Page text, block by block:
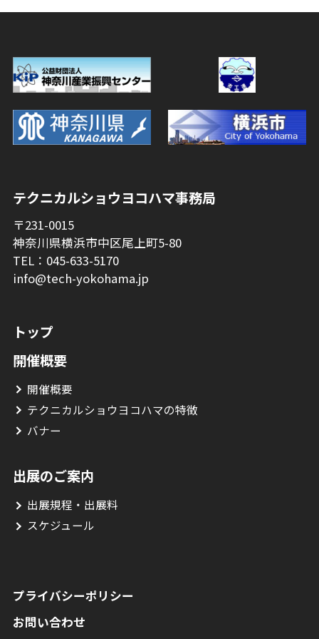
テクニカルショウヨコハマ事務局
〒231-0015
神奈川県横浜市中区尾上町5-80
TEL：045-633-5170
info@tech-yokohama.jp
トップ
開催概要
開催概要
テクニカルショウヨコハマの特徴
バナー
出展のご案内
出展規程・出展料
スケジュール
プライバシーポリシー
お問い合わせ